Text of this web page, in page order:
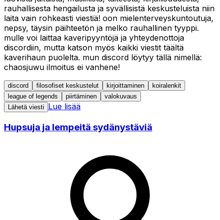
rauhallisesta hengailusta ja syvällisistä keskusteluista niin
laita vain rohkeasti viestiä! oon mielenterveyskuntoutuja,
nepsy, täysin päihteetön ja melko rauhallinen tyyppi.
mulle voi laittaa kaveripyyntöjä ja yhteydenottoja
discordiin, mutta katson myös kaikki viestit täältä
kaverihaun puolelta. mun discord löytyy tällä nimellä:
chaosjuwu ilmoitus ei vanhene!
discord filosofiset keskustelut kirjoittaminen
koiralenkit
league of legends
piirtäminen
valokuvaus
Lähetä viesti
Lue lisää
Hupsuja ja lempeitä sydänystäviä